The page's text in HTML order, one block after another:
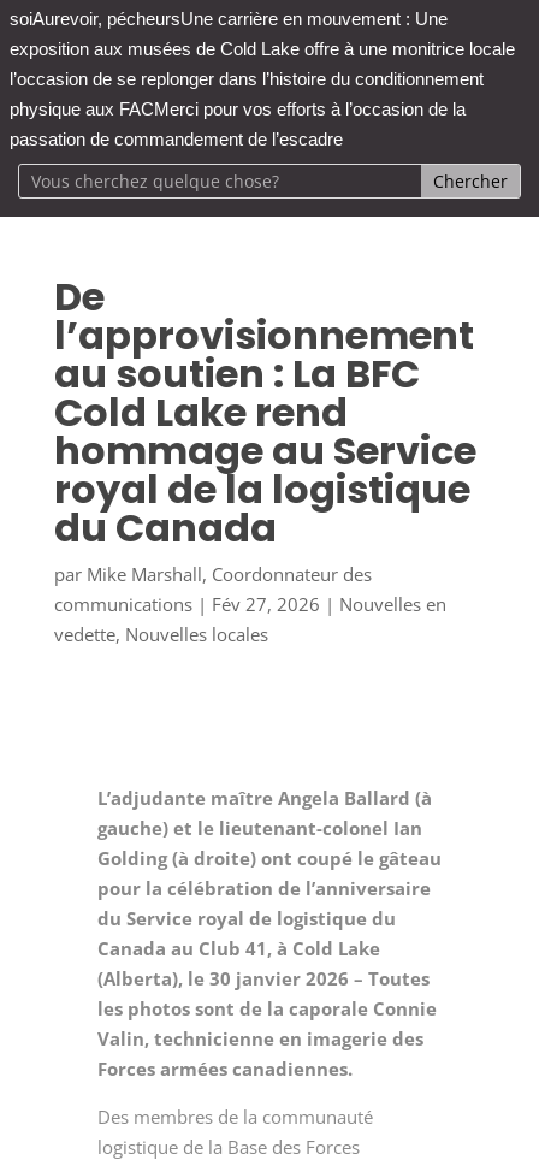
soiAurevoir, pécheursUne carrière en mouvement : Une
exposition aux musées de Cold Lake offre à une monitrice locale
l’occasion de se replonger dans l’histoire du conditionnement
physique aux FACMerci pour vos efforts à l’occasion de la
passation de commandement de l’escadre
De
l’approvisionnement
au soutien : La BFC
Cold Lake rend
hommage au Service
royal de la logistique
du Canada
par Mike Marshall, Coordonnateur des
communications| Fév 27, 2026 | Nouvelles en
vedette, Nouvelles locales
L’adjudante maître Angela Ballard (à
gauche) et le lieutenant-colonel Ian
Golding (à droite) ont coupé le gâteau
pour la célébration de l’anniversaire
du Service royal de logistique du
Canada au Club 41, à Cold Lake
(Alberta), le 30 janvier 2026 – Toutes
les photos sont de la caporale Connie
Valin, technicienne en imagerie des
Forces armées canadiennes.
Des membres de la communauté
logistique de la Base des Forces